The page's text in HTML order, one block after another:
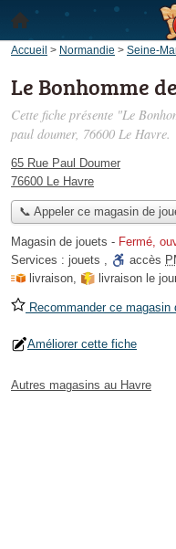
Accueil > Normandie > Seine-
Le Bonhomme
Cette fiche présente "Le
paul doumer, 76600 Le Havre.
65 Rue Paul Doumer
76600 Le Havre
📞 Appeler ce magasin de
Magasin de jouets - Fermé,
Services : jouets , accès
livraison, livraison le
Recommander ce magasin
Améliorer cette fiche
Autres magasins au Havre